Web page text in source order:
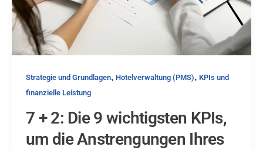
Strategie und Grundlagen, Hotelverwaltung (PMS), KPIs und
finanzielle Leistung
7 + 2: Die 9 wichtigsten KPIs,
um die Anstrengungen Ihres